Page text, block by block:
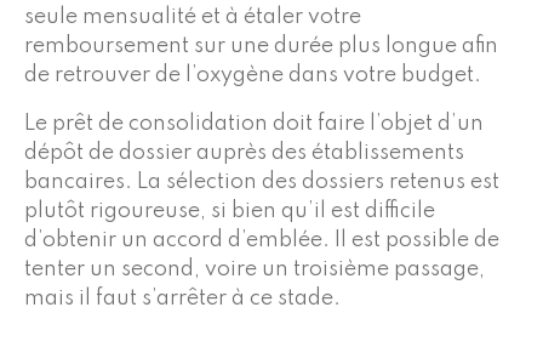
seule mensualité et à étaler votre
remboursement sur une durée plus longue afin
de retrouver de l’oxygène dans votre budget.
Le prêt de consolidation doit faire l’objet d’un
dépôt de dossier auprès des établissements
bancaires. La sélection des dossiers retenus est
plutôt rigoureuse, si bien qu’il est difficile
d’obtenir un accord d’emblée. Il est possible de
tenter un second, voire un troisième passage,
mais il faut s’arrêter à ce stade.